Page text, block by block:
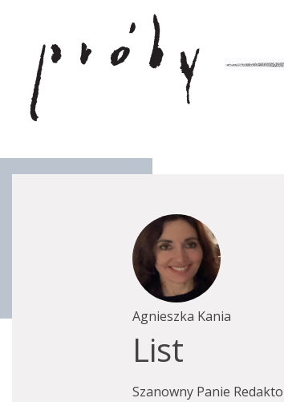
Agnieszka Kania
List
Szanowny Panie